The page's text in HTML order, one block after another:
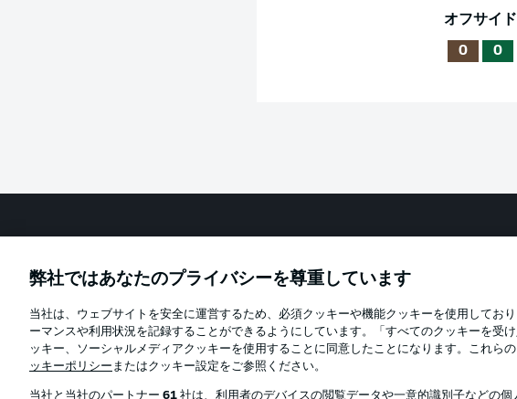
オフサイド
0 0
Football as it's meant to be
Official Partners
弊社ではあなたのプライバシーを尊重しています
当社は、ウェブサイトを安全に運営するため、必須クッキーや機能クッキーを使用してお
ーマンスや利用状況を記録することができるようにしています。「すべてのクッキーを受
ッキー、ソーシャルメディアクッキーを使用することに同意したことになります。これらの
ッキーポリシー またはクッキー設定をご参照ください。
当社と当社のパートナー 61 社は、利用者のデバイスの閲覧データや一意的識別子などの